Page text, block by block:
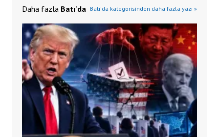
Daha fazla Batı'da Batı'da kategorisinden daha fazla yazı »